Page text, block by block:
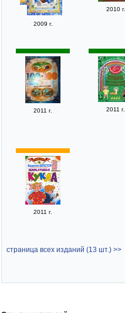
2009 г.
2010 г.
2011 г. 2011 г.
2011 г.
страница всех изданий (13 шт.) >>